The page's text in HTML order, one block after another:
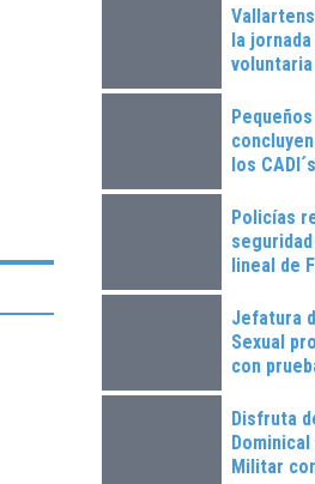
la
los CADI´s
Policías
lineal de
Jefatura
Sexual
con
Disfruta
Militar